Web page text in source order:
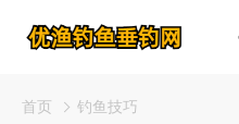
首页 钓鱼技巧